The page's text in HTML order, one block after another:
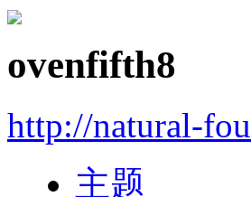
ovenfifth8
http://natural-
主题